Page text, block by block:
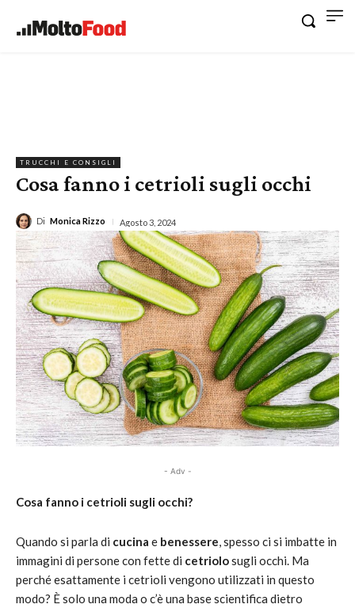
TRUCCHI E CONSIGLI
Cosa fanno i cetrioli sugli occhi
Di Monica Rizzo Agosto 3, 2024
- Adv -
Cosa fanno i cetrioli sugli occhi?
Quando si parla di cucina e benessere, spesso ci si imbatte in
immagini di persone con fette di cetriolosugli occhi. Ma
perché esattamente i cetrioli vengono utilizzati in questo
modo? È solo una moda o c’è una base scientifica dietro